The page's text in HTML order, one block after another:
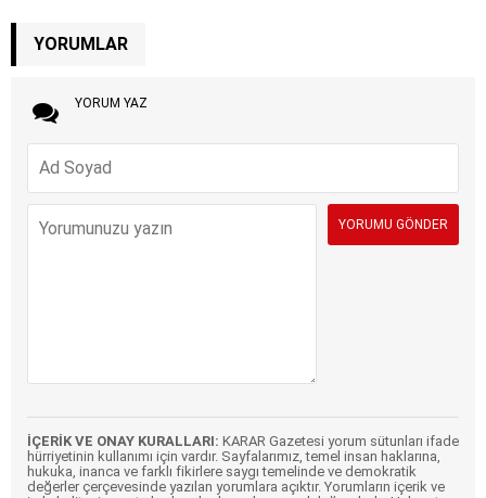
YORUMLAR
YORUM YAZ
İÇERİK VE ONAY KURALLARI: KARAR Gazetesi yorum sütunları ifade
hürriyetinin kullanımı için vardır. Sayfalarımız, temel insan haklarına,
hukuka, inanca ve farklı fikirlere saygı temelinde ve demokratik
değerler çerçevesinde yazılan yorumlara açıktır. Yorumların içerik ve